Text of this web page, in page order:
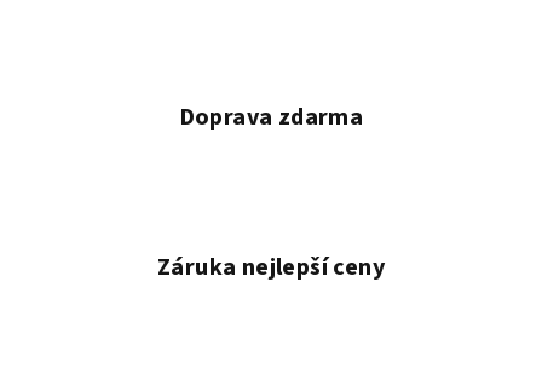
Doprava zdarma
Záruka nejlepší ceny